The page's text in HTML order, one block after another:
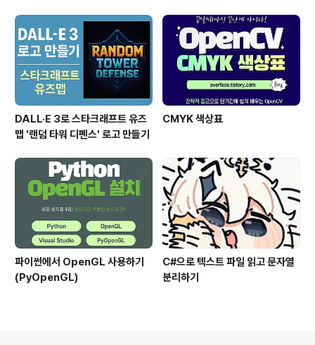
DALL·E 3로 스타크래프트 유즈
맵 '랜덤 타워 디펜스' 로고 만들기
CMYK 색상표
파이썬에서 OpenGL 사용하기
(PyOpenGL)
C#으로 텍스트 파일 읽고 문자열
분리하기